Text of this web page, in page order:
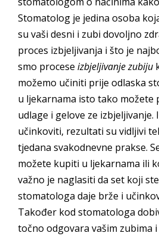
Stomatolog je jedina osoba
su vaši desni i zubi dovoljno
proces izbjeljivanja i što je
smo procese izbjeljivanje zubiju
možemo učiniti prije odlaska
u ljekarnama isto tako možete
udlage i gelove ze izbjeljivanje.
učinkoviti, rezultati su vidljivi
tjedana svakodnevne prakse.
možete kupiti u ljekarnama ili
važno je naglasiti da set koji
stomatologa daje brže i
Također kod stomatologa
točno odgovara vašim zubima